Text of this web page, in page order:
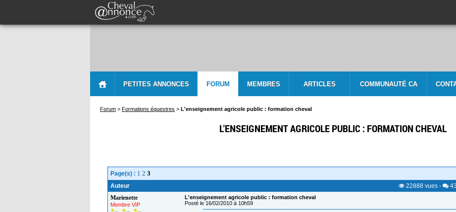
PETITES ANNONCES FORUM MEMBRES ARTICLES COMMUNAUTÉ CA
Forum > Formations équestres > L'enseignement agricole public : formation cheval
L'ENSEIGNEMENT AGRICOLE PUBLIC : FORMATION CHEVAL
Page(s) : 1 2 3
Auteur 22888 vues - 43
Marienette
Membre VIP
L'enseignement agricole public : formation cheval
Posté le 16/02/2010 à 10h59